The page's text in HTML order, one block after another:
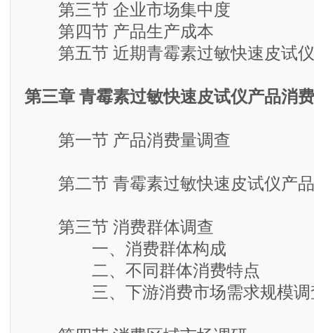
第三节 企业市场集中度
第四节 产品生产成本
第五节 近期青霉素过敏快速皮试仪
第三章 青霉素过敏快速皮试仪产品消
第一节 产品消费量调查
第二节 青霉素过敏快速皮试仪产
第三节 消费群体调查
一、消费群体构成
二、不同群体消费特点
三、下游消费市场需求规模调